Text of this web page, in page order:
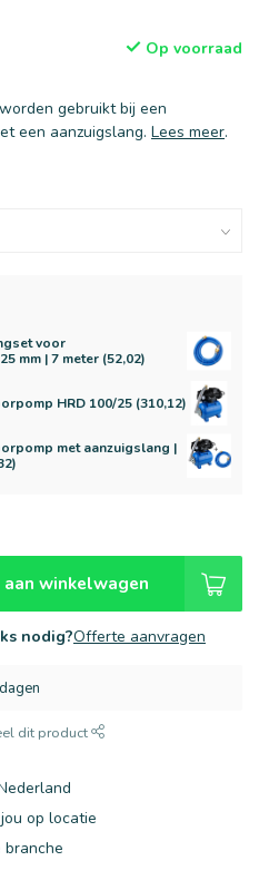
Op voorraad
gebruikt bij een
een aanzuigslang. Lees meer.
voor
mm | 7 meter (52,02)
HRD 100/25 (310,12)
met aanzuigslang |
winkelwagen
nodig?Offerte aanvragen
dit product
op locatie
branche